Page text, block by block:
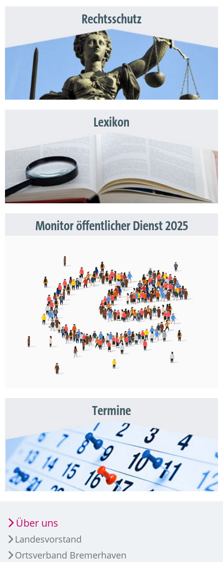
Rechtsschutz
Lexikon
Monitor öffentlicher Dienst 2025
Termine
Über uns
Landesvorstand
Ortsverband Bremerhaven